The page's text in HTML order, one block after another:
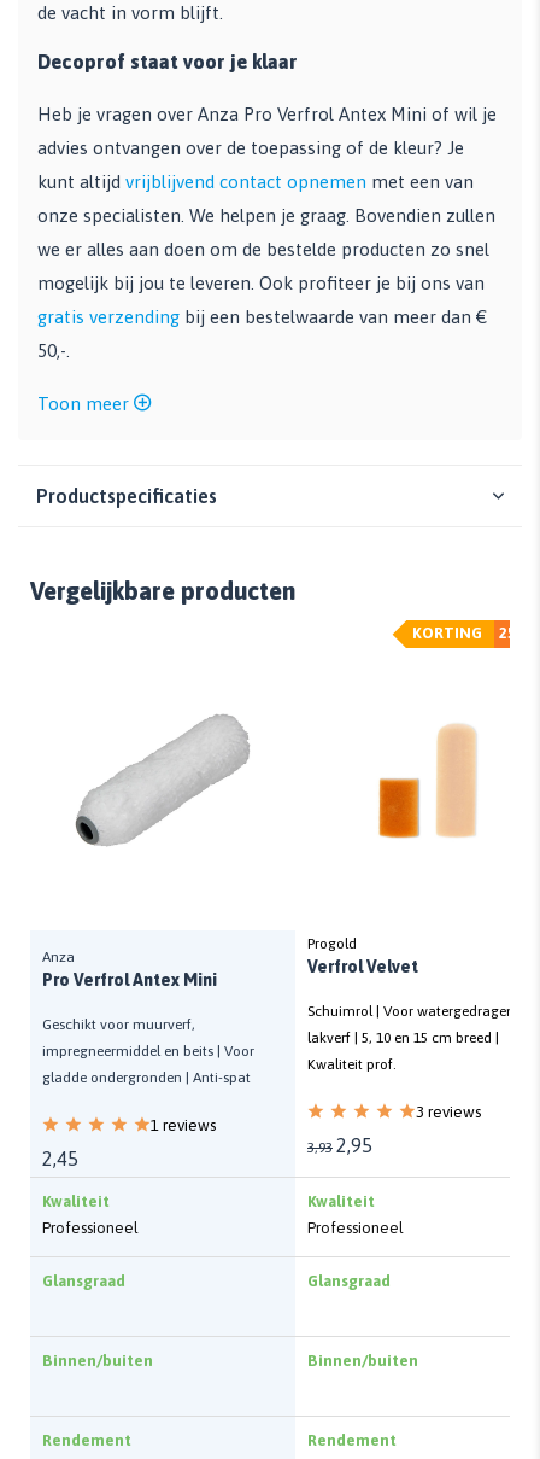
de vacht in vorm blijft.
Decoprof staat voor je klaar
Heb je vragen over Anza Pro Verfrol Antex Mini of wil je
advies ontvangen over de toepassing of de kleur? Je
kunt altijd vrijblijvend contact opnemen met een van
onze specialisten. We helpen je graag. Bovendien zullen
we er alles aan doen om de bestelde producten zo snel
mogelijk bij jou te leveren. Ook profiteer je bij ons van
gratis verzending bij een bestelwaarde van meer dan €
50,-.
Toon meer
Productspecificaties
Vergelijkbare producten
Anza
Pro Verfrol Antex Mini
Geschikt voor muurverf,
impregneermiddel en beits | Voor
gladde ondergronden | Anti-spat
1 reviews
2,45
Kwaliteit
Professioneel
Glansgraad
Binnen/buiten
Rendement
25%
KORTING
Progold
Verfrol Velvet
Schuimrol | Voor watergedragen
lakverf | 5, 10 en 15 cm breed |
Kwaliteit prof.
3 reviews
3,93 2,95
Kwaliteit
Professioneel
Glansgraad
Binnen/buiten
Rendement